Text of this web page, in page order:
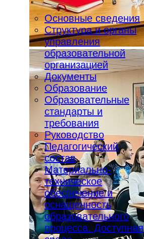
Основные сведения
Структура и органы
управления
образовательной
организацией
Документы
Образование
Образовательные
стандарты и
требования
Руководство
Педагогический
состав
Материально-
техническое
обеспечение и
оснащенность
образовательного
процесса. Доступная